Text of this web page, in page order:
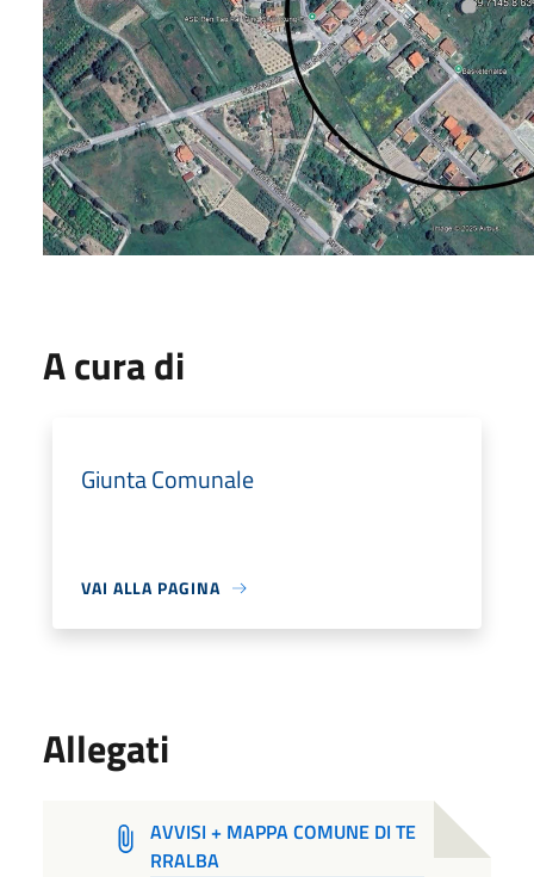
A cura di
Giunta Comunale
VAI ALLA PAGINA
Allegati
AVVISI + MAPPA COMUNE DI TE
RRALBA